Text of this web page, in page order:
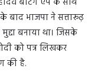
भाजपा ने सत्तारूढ़
बनाया था। जिसके
को पत्र लिखकर
की है.